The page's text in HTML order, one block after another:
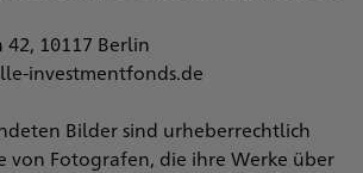
10117 Berlin
investmentfonds.de
Bilder sind urheberrechtlich
von Fotografen, die ihre Werke über